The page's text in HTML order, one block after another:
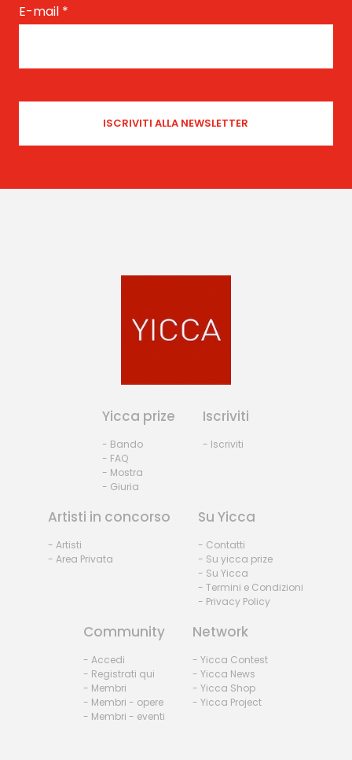
E-mail *
Yicca prize
- Bando
- FAQ
- Mostra
- Giuria
Iscriviti
- Iscriviti
Artisti in concorso
- Artisti
- Area Privata
Su Yicca
- Contatti
- Su yicca prize
- Su Yicca
- Termini e Condizioni
- Privacy Policy
Community
- Accedi
- Registrati qui
- Membri
- Membri - opere
- Membri - eventi
Network
- Yicca Contest
- Yicca News
- Yicca Shop
- Yicca Project